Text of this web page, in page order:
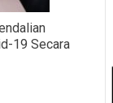
19 Secara